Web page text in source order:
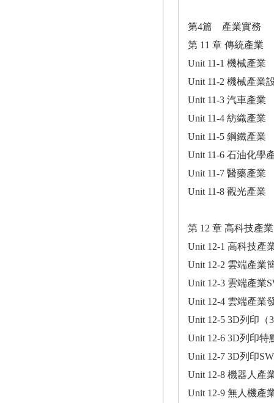
第4篇 產業實務
第 11 章 傳統產業
Unit 11-1 機械產業
Unit 11-2 機械產業
Unit 11-3 汽車產業
Unit 11-4 紡織產業
Unit 11-5 鋼鐵產業
Unit 11-6 石油化學
Unit 11-7 醫藥產業
Unit 11-8 觀光產業
第 12 章 高科技產業
Unit 12-1 高科技產
Unit 12-2 雲端產業
Unit 12-3 雲端產業
Unit 12-4 雲端產業
Unit 12-5 3D列印（
Unit 12-6 3D列印特
Unit 12-7 3D列印
Unit 12-8 機器人產
Unit 12-9 無人機產